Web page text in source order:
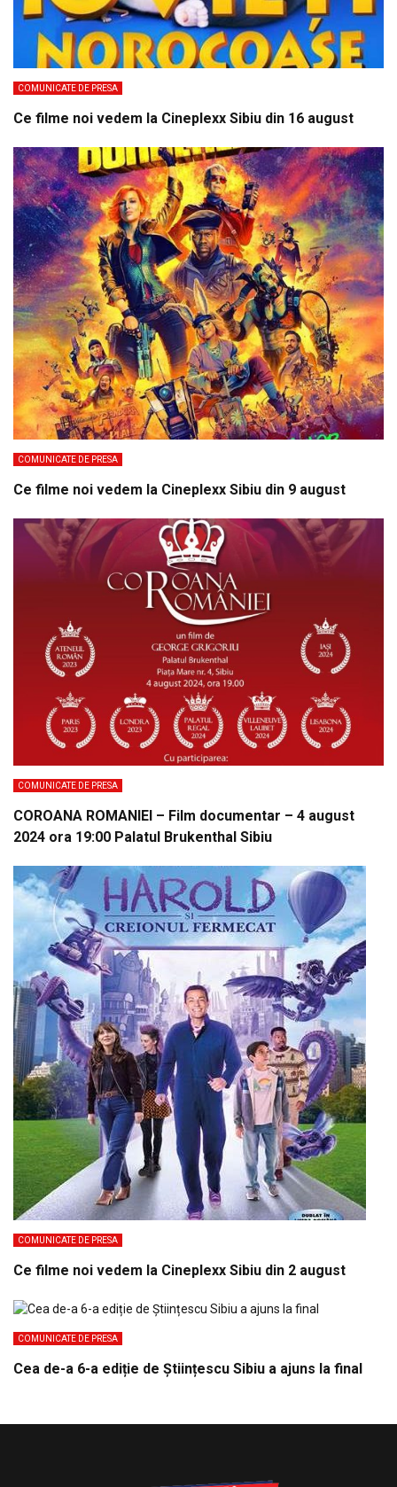
COMUNICATE DE PRESA
Ce filme noi vedem la Cineplexx Sibiu din 16 august
COMUNICATE DE PRESA
Ce filme noi vedem la Cineplexx Sibiu din 9 august
COMUNICATE DE PRESA
COROANA ROMANIEI – Film documentar – 4 august
2024 ora 19:00 Palatul Brukenthal Sibiu
COMUNICATE DE PRESA
Ce filme noi vedem la Cineplexx Sibiu din 2 august
COMUNICATE DE PRESA
Cea de-a 6-a ediție de Științescu Sibiu a ajuns la final